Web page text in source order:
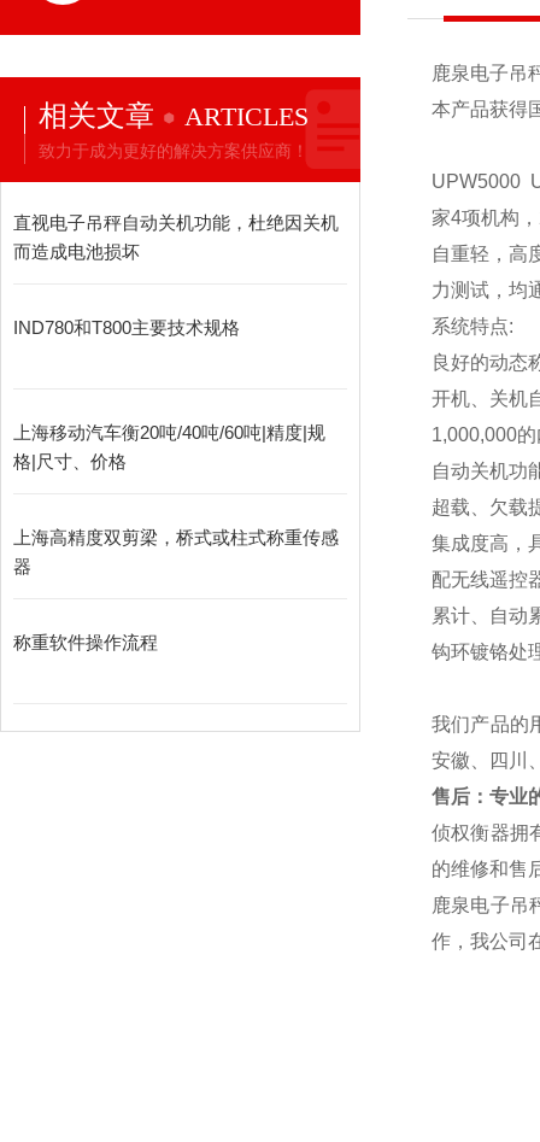
相关文章 ARTICLES
致力于成为更好的解决方案供应商！
直视电子吊秤自动关机功能，杜绝因关机
而造成电池损坏
IND780和T800主要技术规格
上海移动汽车衡20吨/40吨/60吨|精度|规
格|尺寸、价格
上海高精度双剪梁，桥式或柱式称重传感
器
称重软件操作流程
鹿泉电子吊
本产品获得
UPW5000
家4项机构
自重轻，高
力测试，均
系统特点:
良好的动态
开机、关机
1,000,000
自动关机功
超载、欠载
集成度高，
配无线遥控
累计、自动
钩环镀铬处
我们产品的
安徽、四川
售后：专业
侦权衡器拥
的维修和售
鹿泉电子吊
作，我公司